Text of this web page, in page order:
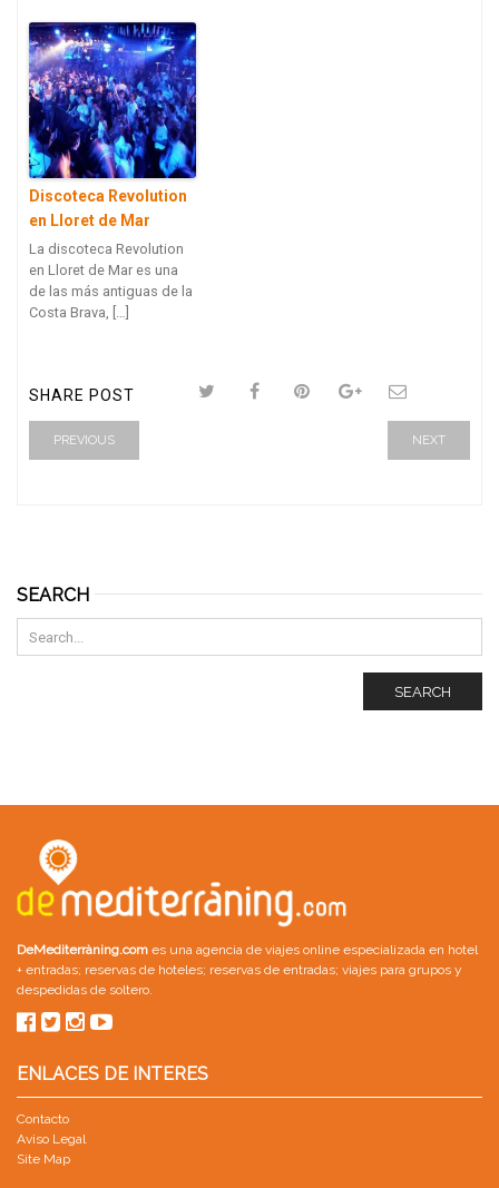
Discoteca Revolution
en Lloret de Mar
La discoteca Revolution
en Lloret de Mar es una
de las más antiguas de la
Costa Brava, […]
SHARE POST
PREVIOUS NEXT
SEARCH
SEARCH
DeMediterràning.com es una agencia de viajes online especializada en hotel
+ entradas; reservas de hoteles; reservas de entradas; viajes para grupos y
despedidas de soltero.
ENLACES DE INTERES
Contacto
Aviso Legal
Site Map